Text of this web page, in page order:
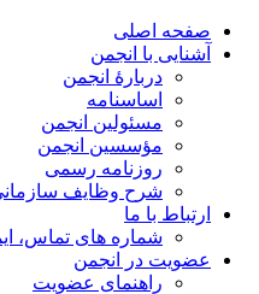
صفحه اصلی
آشنایی با انجمن
دربارۀ انجمن
اساسنامه
مسئولین انجمن
مؤسسین انجمن
روزنامه رسمی
شرح وظایف سازمانی
ارتباط با ما
شماره های تماس،
عضویت در انجمن
راهنمای عضویت